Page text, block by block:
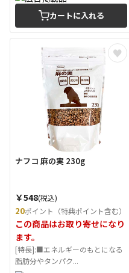
カートに入れる
ナフコ 麻の実 230g
￥548(税込)
20ポイント（特典ポイント含む）
この商品はお取り寄せになり
ます。
[特長]:■エネルギーのもとになる
脂肪分やタンパク...